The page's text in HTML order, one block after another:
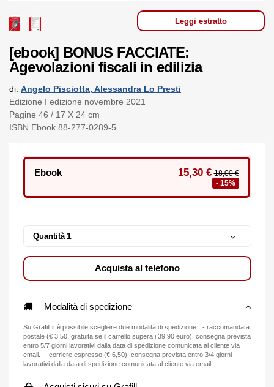
Leggi estratto
[ebook] BONUS FACCIATE:
Agevolazioni fiscali in edilizia
di: Angelo Pisciotta, Alessandra Lo Presti
Edizione I edizione novembre 2021
Pagine 46 / 17 X 24 cm
ISBN Ebook 88-277-0289-5
Ebook 15,30 € 18,00 €
- 15%
Quantità
Acquista al telefono
Modalità di spedizione
Su Grafill.it è possibile scegliere due modalità di spedizione: - raccomandata
postale (€ 3,50, gratuita se il carrello supera i 39,90 euro): consegna prevista
entro 5/7 giorni lavorativi dalla data di spedizione comunicata al cliente via
email. - corriere espresso (€ 6,50): consegna prevista entro 3/4 giorni
lavorativi dalla data di spedizione comunicata al cliente via email